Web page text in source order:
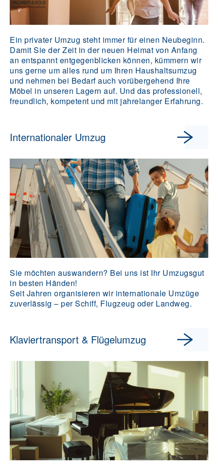
Ein privater Umzug steht immer für einen Neubeginn.
Damit Sie der Zeit in der neuen Heimat von Anfang
an entspannt entgegenblicken können, kümmern wir
uns gerne um alles rund um Ihren Haushaltsumzug
und nehmen bei Bedarf auch vorübergehend Ihre
Möbel in unseren Lagern auf. Und das professionell,
freundlich, kompetent und mit jahrelanger Erfahrung.
Internationaler Umzug
Sie möchten auswandern? Bei uns ist Ihr Umzugsgut
in besten Händen!
Seit Jahren organisieren wir internationale Umzüge
zuverlässig – per Schiff, Flugzeug oder Landweg.
Klaviertransport & Flügelumzug